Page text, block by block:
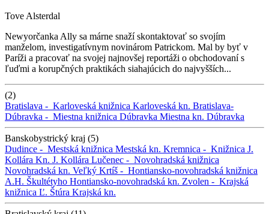
Tove Alsterdal
Newyorčanka Ally sa márne snaží skontaktovať so svojím
manželom, investigatívnym novinárom Patrickom. Mal by byť v
Paríži a pracovať na svojej najnovšej reportáži o obchodovaní s
ľuďmi a korupčných praktikách siahajúcich do najvyšších...
(2)
Bratislava - Karloveská knižnica Karloveská kn. Bratislava-
Dúbravka - Miestna knižnica Dúbravka Miestna kn. Dúbravka
Banskobystrický kraj (5)
Dudince - Mestská knižnica Mestská kn. Kremnica - Knižnica J.
Kollára Kn. J. Kollára Lučenec - Novohradská knižnica
Novohradská kn. Veľký Krtíš - Hontiansko-novohradská knižnica
A.H. Škultétyho Hontiansko-novohradská kn. Zvolen - Krajská
knižnica Ľ. Štúra Krajská kn.